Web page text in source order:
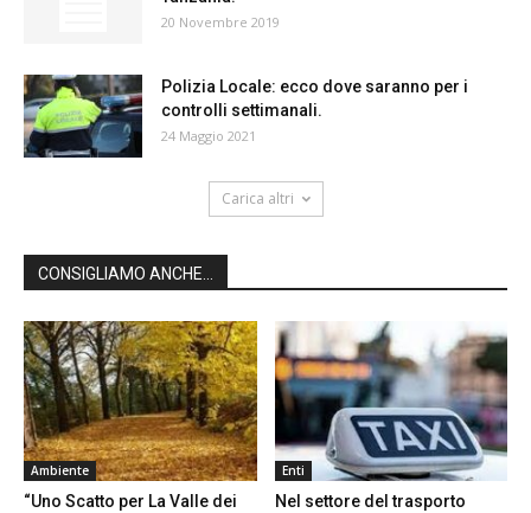
20 Novembre 2019
Polizia Locale: ecco dove saranno per i
controlli settimanali.
24 Maggio 2021
Carica altri
CONSIGLIAMO ANCHE...
Ambiente
“Uno Scatto per La Valle dei
Enti
Nel settore del trasporto